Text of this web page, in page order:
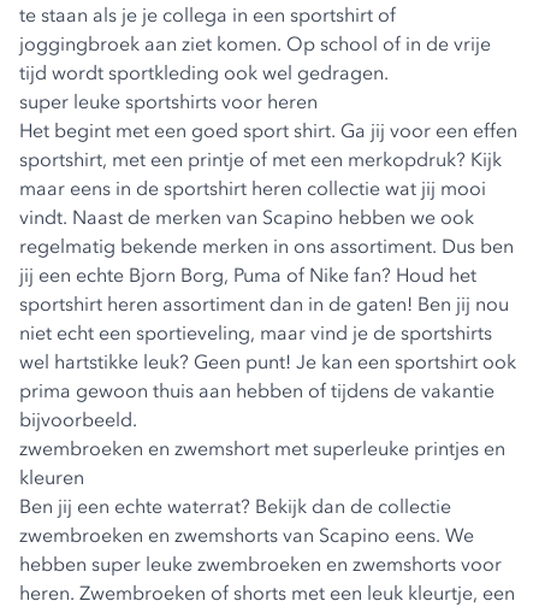
te staan als je je collega in een sportshirt of
joggingbroek aan ziet komen. Op school of in de vrije
tijd wordt sportkleding ook wel gedragen.
super leuke sportshirts voor heren
Het begint met een goed sport shirt. Ga jij voor een effen
sportshirt, met een printje of met een merkopdruk? Kijk
maar eens in de sportshirt heren collectie wat jij mooi
vindt. Naast de merken van Scapino hebben we ook
regelmatig bekende merken in ons assortiment. Dus ben
jij een echte Bjorn Borg, Puma of Nike fan? Houd het
sportshirt heren assortiment dan in de gaten! Ben jij nou
niet echt een sportieveling, maar vind je de sportshirts
wel hartstikke leuk? Geen punt! Je kan een sportshirt ook
prima gewoon thuis aan hebben of tijdens de vakantie
bijvoorbeeld.
zwembroeken en zwemshort met superleuke printjes en
kleuren
Ben jij een echte waterrat? Bekijk dan de collectie
zwembroeken en zwemshorts van Scapino eens. We
hebben super leuke zwembroeken en zwemshorts voor
heren. Zwembroeken of shorts met een leuk kleurtje, een